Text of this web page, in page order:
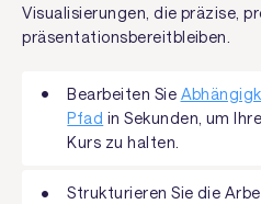
Visualisierungen, die präzise,
präsentationsbereitbleiben.
Bearbeiten Sie
Pfad in Sekunden, um
Kurs zu halten.
Strukturieren Sie die